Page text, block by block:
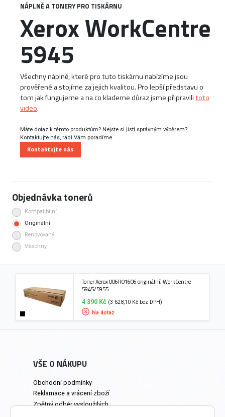
NÁPLNĚ A TONERY PRO TISKÁRNU
Xerox WorkCentre
5945
Všechny náplně, které pro tuto tiskárnu nabízíme jsou
prověřené a stojíme za jejich kvalitou. Pro lepší představu o
tom jak fungujeme a na co klademe důraz jsme připravilitoto
video.
Máte dotaz k těmto produktům? Nejste si jisti správným výběrem?
Kontaktujte nás, rádi Vám poradíme.
Kontaktujte nás
Objednávka tonerů
Kompatibilní
Originální
Renovovaný
Všechny
Toner Xerox 006R01606 originální, WorkCentre
5945/5955
4 390 Kč (3 628,10 Kč bez DPH)
Na dotaz
VŠE O NÁKUPU
Obchodní podmínky
Reklamace a vrácení zboží
Zpětný odběr vysloužilých